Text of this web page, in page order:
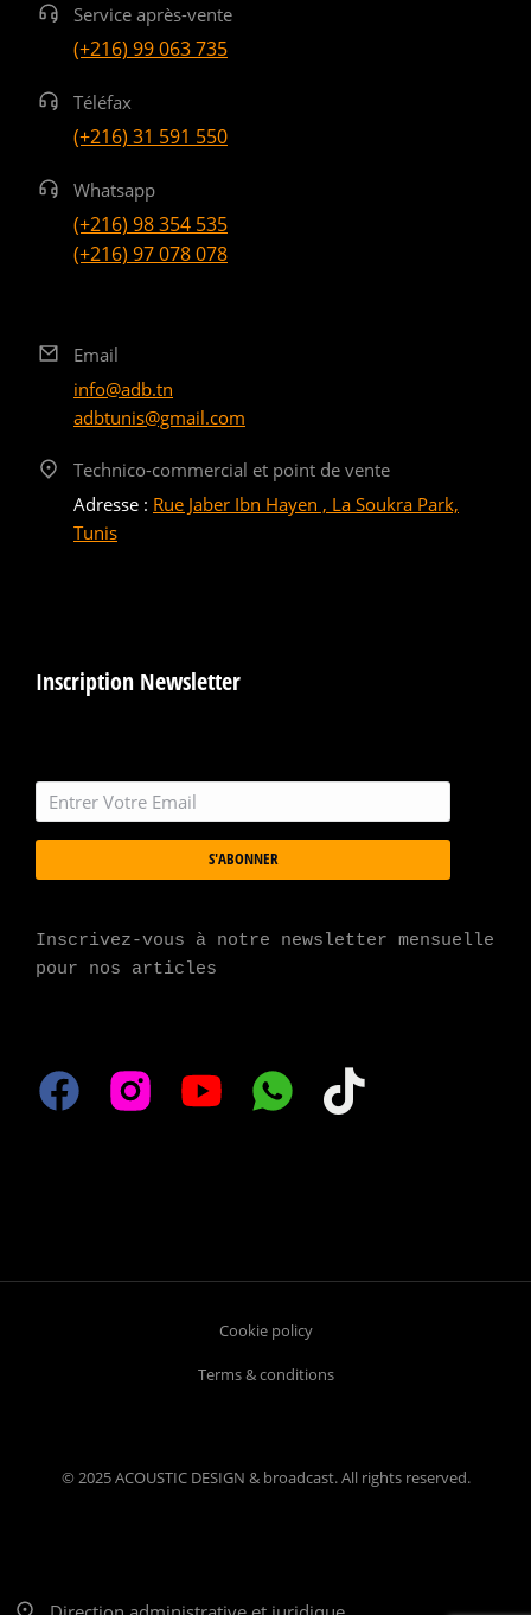
Service après-vente
(+216) 99 063 735
Téléfax
(+216) 31 591 550
Whatsapp
(+216) 98 354 535
(+216) 97 078 078
Email
info@adb.tn
adbtunis@gmail.com
Technico-commercial et point de vente
Adresse : Rue Jaber Ibn Hayen , La Soukra Park,
Tunis
Inscription Newsletter
S'ABONNER
Inscrivez-vous à notre newsletter mensuelle
pour nos articles
© 2025 ACOUSTIC DESIGN & broadcast. All rights reserved.
Cookie policy
Terms & conditions